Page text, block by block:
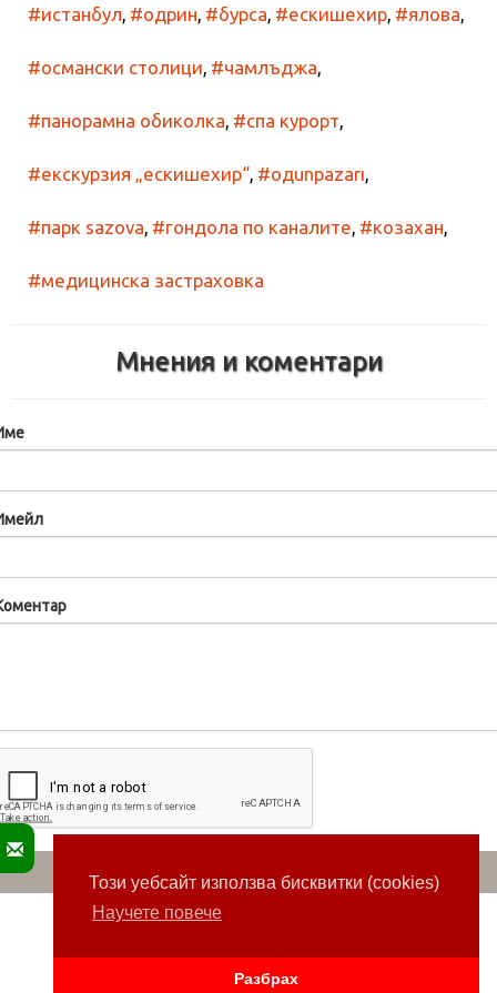
Този уебсайт използва бисквитки (cookies)
Научете повече
Разбрах
#истанбул, #одрин, #бурса, #ескишехир, #ялова,
#османски столици, #чамлъджа,
#панорамна обиколка, #спа курорт,
#екскурзия „ескишехир“, #одunpazarı,
#парк sazova, #гондола по каналите, #козахан,
#медицинска застраховка
Мнения и коментари